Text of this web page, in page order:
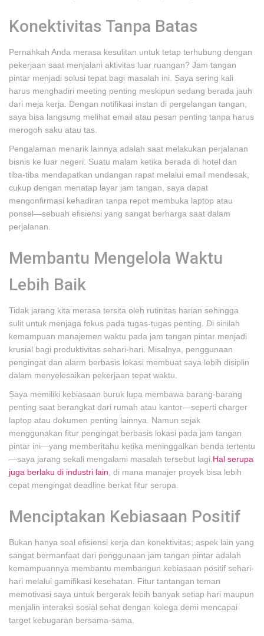
Konektivitas Tanpa Batas
Pernahkah Anda merasa kesulitan untuk tetap terhubung dengan
pekerjaan saat menjalani aktivitas luar ruangan? Jam tangan
pintar menjadi solusi tepat bagi masalah ini. Saya sering kali
harus menghadiri meeting penting meskipun sedang berada jauh
dari meja kerja. Dengan notifikasi instan di pergelangan tangan,
saya bisa langsung melihat email atau pesan penting tanpa harus
merogoh saku atau tas.
Pengalaman menarik lainnya adalah saat melakukan perjalanan
bisnis ke luar negeri. Suatu malam ketika berada di hotel dan
tiba-tiba mendapatkan undangan rapat melalui email mendesak,
cukup dengan menatap layar jam tangan, saya dapat
mengonfirmasi kehadiran tanpa repot membuka laptop atau
ponsel—sebuah efisiensi yang sangat berharga saat dalam
perjalanan.
Membantu Mengelola Waktu
Lebih Baik
Tidak jarang kita merasa tersita oleh rutinitas harian sehingga
sulit untuk menjaga fokus pada tugas-tugas penting. Di sinilah
kemampuan manajemen waktu pada jam tangan pintar menjadi
krusial bagi produktivitas sehari-hari. Misalnya, penggunaan
pengingat dan alarm berbasis lokasi membuat saya lebih disiplin
dalam menyelesaikan pekerjaan tepat waktu.
Saya memiliki kebiasaan buruk lupa membawa barang-barang
penting saat berangkat dari rumah atau kantor—seperti charger
laptop atau dokumen penting lainnya. Namun sejak
menggunakan fitur pengingat berbasis lokasi pada jam tangan
pintar ini—yang memberitahu ketika meninggalkan benda tertentu
—saya jarang sekali mengalami masalah tersebut lagi. Hal serupa
juga berlaku di industri lain , di mana manajer proyek bisa lebih
cepat mengingat deadline berkat fitur serupa.
Menciptakan Kebiasaan Positif
Bukan hanya soal efisiensi kerja dan konektivitas; aspek lain yang
sangat bermanfaat dari penggunaan jam tangan pintar adalah
kemampuannya membantu membangun kebiasaan positif sehari-
hari melalui gamifikasi kesehatan. Fitur tantangan teman
memotivasi saya untuk bergerak lebih banyak setiap hari maupun
menjalin interaksi sosial sehat dengan kolega demi mencapai
target kebugaran bersama-sama.